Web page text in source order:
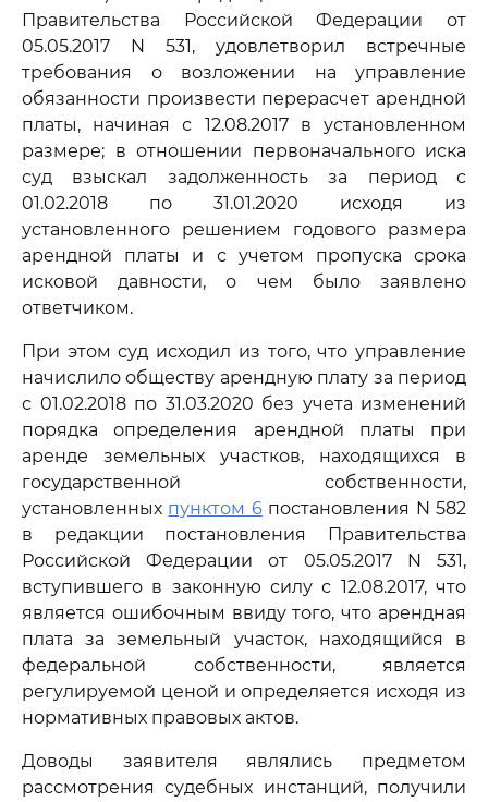
Правительства Российской Федерации от
05.05.2017 N 531, удовлетворил встречные
требования о возложении на управление
обязанности произвести перерасчет арендной
платы, начиная с 12.08.2017 в установленном
размере; в отношении первоначального иска
суд взыскал задолженность за период с
01.02.2018 по 31.01.2020 исходя из
установленного решением годового размера
арендной платы и с учетом пропуска срока
исковой давности, о чем было заявлено
ответчиком.
При этом суд исходил из того, что управление
начислило обществу арендную плату за период
с 01.02.2018 по 31.03.2020 без учета изменений
порядка определения арендной платы при
аренде земельных участков, находящихся в
государственной собственности,
установленных пунктом 6постановления N 582
в редакции постановления Правительства
Российской Федерации от 05.05.2017 N 531,
вступившего в законную силу с 12.08.2017, что
является ошибочным ввиду того, что арендная
плата за земельный участок, находящийся в
федеральной собственности, является
регулируемой ценой и определяется исходя из
нормативных правовых актов.
Доводы заявителя являлись предметом
рассмотрения судебных инстанций, получили